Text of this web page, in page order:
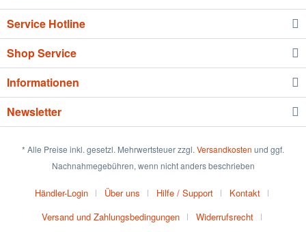
Service Hotline
Shop Service
Informationen
Newsletter
* Alle Preise inkl. gesetzl. Mehrwertsteuer zzgl. Versandkosten und ggf.
Nachnahmegebühren, wenn nicht anders beschrieben
Händler-Login Über uns Hilfe / Support
Kontakt
Versand und Zahlungsbedingungen
Widerrufsrecht